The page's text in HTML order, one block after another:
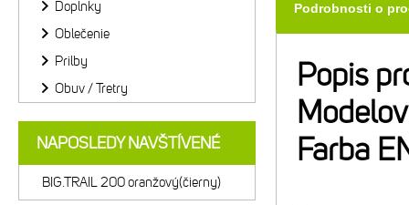
Podrobnosti o
Popis
Farba
Doplnky
Oblečenie
Prilby
Obuv / Tretry
NAPOSLEDY NAVŠTÍVENÉ
BIG.TRAIL 200 oranžový(čierny)